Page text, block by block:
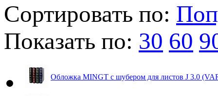
Сортировать по:
Показать по: 30 60
Обложка MINGT с шубером для листов J 3.0